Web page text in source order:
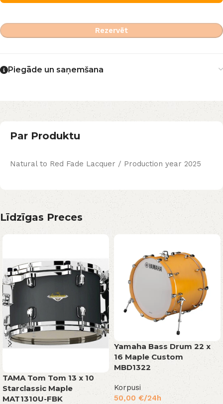
Rezervēt
Piegāde un saņemšana
Par Produktu
Natural to Red Fade Lacquer / Production year 2025
Līdzīgas Preces
TAMA Tom Tom 13 x 10
Starclassic Maple
MAT1310U-FBK
Yamaha Bass Drum 22 x
16 Maple Custom
MBD1322
Korpusi
50,00 €/24h